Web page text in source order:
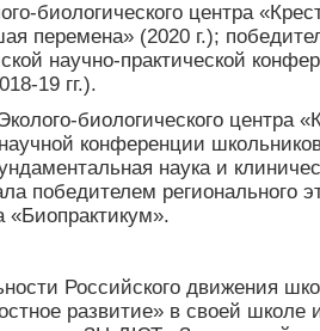
биологического центра
перемена» (2020 г.);
научно-практической
19 гг.).
биологического центра
конференции
наука и
регионального
«Биопрактикум».
Российского движения
развитие» в своей школе